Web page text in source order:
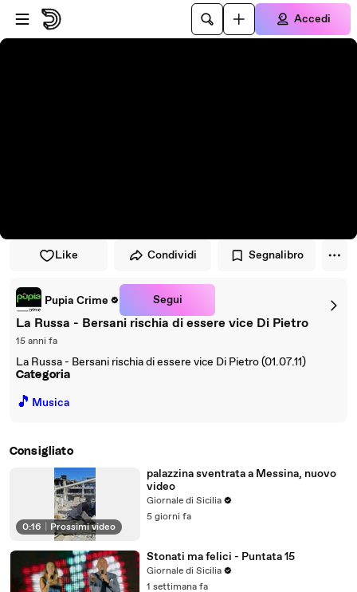
Vai al lettore
Passa al contenuto principale
Accedi
Like Condividi Segnalibro
Pupia Crime Segui
La Russa - Bersani rischia di essere vice Di Pietro
15 anni fa
La Russa - Bersani rischia di essere vice Di Pietro (01.07.11)
Categoria
🎵 Musica
Consigliato
0:16 Prossimi video
palazzina sventrata a Messina, nuovo
video
Giornale di Sicilia
5 giorni fa
Stonati ma felici - Puntata 15
Giornale di Sicilia
1 settimana fa